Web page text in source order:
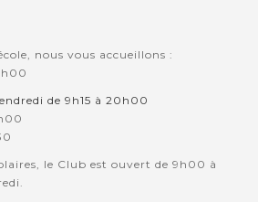
nous vous accueillons :
de 9h15 à 20h00
le Club est ouvert de 9h00 à